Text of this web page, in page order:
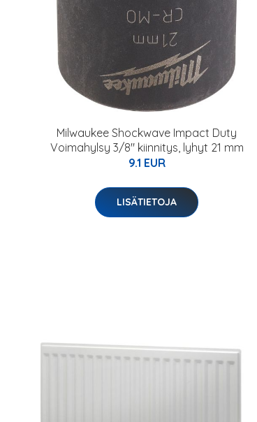
Milwaukee Shockwave Impact Duty
Voimahylsy 3/8" kiinnitys, lyhyt 21 mm
9.1 EUR
LISÄTIETOJA